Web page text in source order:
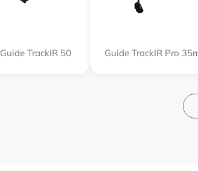
Guide TrackIR 50 Guide TrackIR Pro